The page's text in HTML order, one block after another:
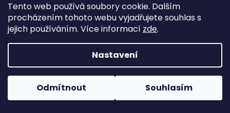
Tento web používá soubory cookie. Dalším
procházením tohoto webu vyjadřujete souhlas s
jejich používáním. Více informací zde.
Nastavení
Odmítnout Souhlasím
2400 mg
50 mg 0
11%